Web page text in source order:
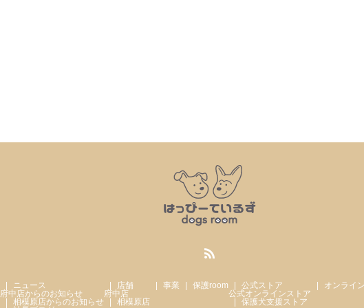
ニュース
府中店からのお知らせ
相模原店からのお知らせ
店舗
府中店
相模原店
事業 保護room
公式ストア
公式オンラインストア
保護犬支援ストア
オンライ